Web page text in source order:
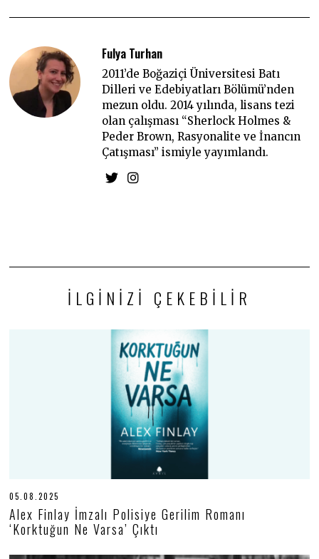
Fulya Turhan
2011’de Boğaziçi Üniversitesi Batı
Dilleri ve Edebiyatları Bölümü’nden
mezun oldu. 2014 yılında, lisans tezi
olan çalışması “Sherlock Holmes &
Peder Brown, Rasyonalite ve İnancın
Çatışması” ismiyle yayımlandı.
İLGINIZI ÇEKEBILIR
05.08.2025
.
0
8
Alex Finlay İmzalı Polisiye Gerilim Romanı
‘Korktuğun Ne Varsa’ Çıktı